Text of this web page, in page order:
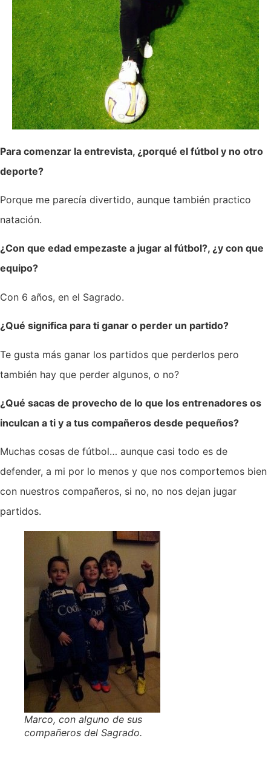
Para comenzar la entrevista, ¿porqué el fútbol y no otro
deporte?
Porque me parecía divertido, aunque también practico
natación.
¿Con que edad empezaste a jugar al fútbol?, ¿y con que
equipo?
Con 6 años, en el Sagrado.
¿Qué significa para ti ganar o perder un partido?
Te gusta más ganar los partidos que perderlos pero
también hay que perder algunos, o no?
¿Qué sacas de provecho de lo que los entrenadores os
inculcan a ti y a tus compañeros desde pequeños?
Muchas cosas de fútbol… aunque casi todo es de
defender, a mi por lo menos y que nos comportemos bien
con nuestros compañeros, si no, no nos dejan jugar
partidos.
Marco, con alguno de sus
compañeros del Sagrado.